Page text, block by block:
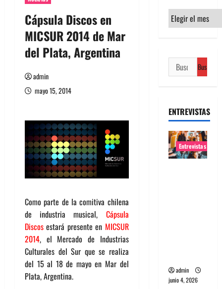
Cápsula Discos en
MICSUR 2014 de Mar
del Plata, Argentina
admin
mayo 15, 2014
Como parte de la comitiva chilena
de industria musical, Cápsula
Discos estará presente en MICSUR
2014, el Mercado de Industrias
Culturales del Sur que se realiza
del 15 al 18 de mayo en Mar del
Plata, Argentina.
Archivos
Buscar:
ENTREVISTAS
Entrevistas
admin
junio 4, 2026